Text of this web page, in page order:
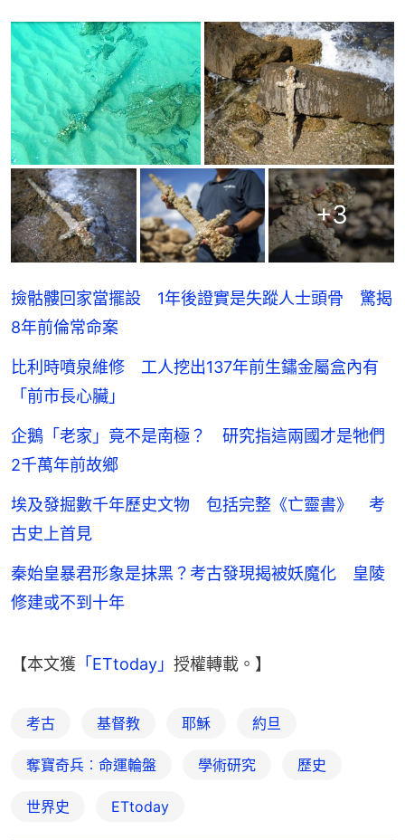
+3
撿骷髏回家當擺設 1年後證實是失蹤人士頭骨 驚揭
8年前倫常命案
比利時噴泉維修 工人挖出137年前生鏽金屬盒內有
「前市長心臟」
企鵝「老家」竟不是南極？ 研究指這兩國才是牠們
2千萬年前故鄉
埃及發掘數千年歷史文物 包括完整《亡靈書》 考
古史上首見
秦始皇暴君形象是抹黑？考古發現揭被妖魔化 皇陵
修建或不到十年
【本文獲 「ETtoday」 授權轉載。】
考古 基督教 耶穌 約旦
奪寶奇兵︰命運輪盤 學術研究 歷史
世界史 ETtoday